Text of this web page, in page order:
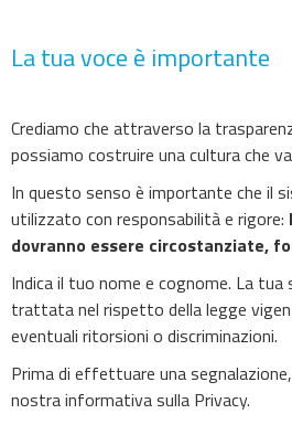
La tua voce è importante
Crediamo che attraverso la
possiamo costruire una cultura che
In questo senso è importante che il
utilizzato con responsabilità e rigore:
dovranno essere circostanziate,
Indica il tuo nome e cognome. La tua
trattata nel rispetto della legge
eventuali ritorsioni o discriminazioni.
Prima di effettuare una
nostra informativa sulla Privacy.